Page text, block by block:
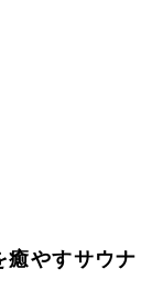
癒やすサウナ